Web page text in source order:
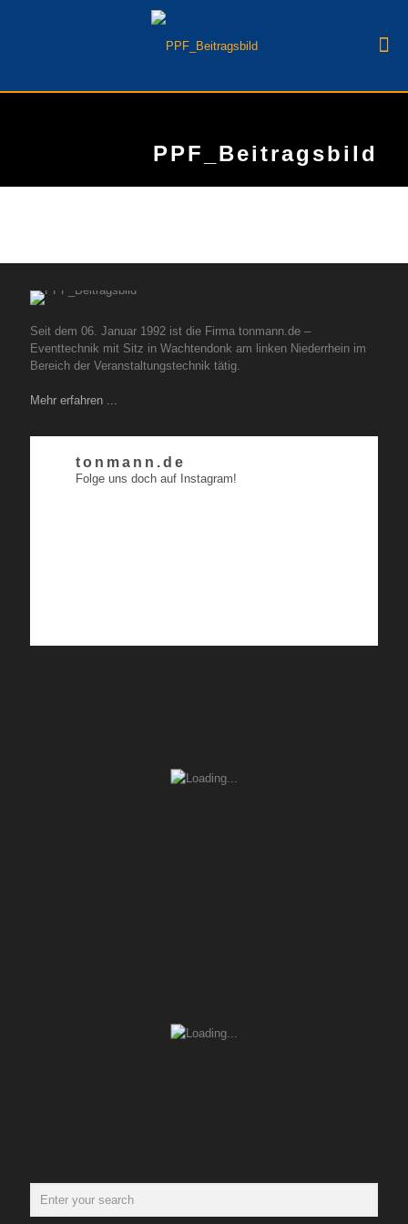
PPF_Beitragsbild
Seit dem 06. Januar 1992 ist die Firma tonmann.de –
Eventtechnik mit Sitz in Wachtendonk am linken Niederrhein im
Bereich der Veranstaltungstechnik tätig.
Mehr erfahren ...
tonmann.de
Folge uns doch auf Instagram!